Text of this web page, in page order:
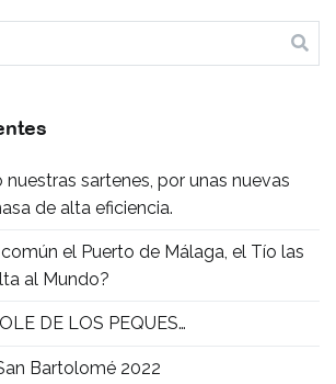
sartenes, por unas nuevas
de alta eficiencia.
el Puerto de Málaga, el Tío las
al Mundo?
DE LOS PEQUES…
Bartolomé 2022